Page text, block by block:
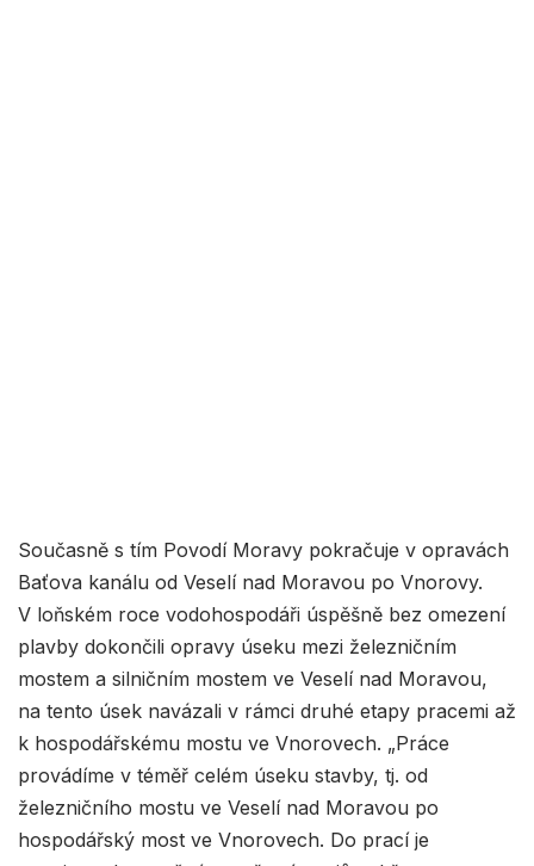
Současně s tím Povodí Moravy pokračuje v opravách
Baťova kanálu od Veselí nad Moravou po Vnorovy.
V loňském roce vodohospodáři úspěšně bez omezení
plavby dokončili opravy úseku mezi železničním
mostem a silničním mostem ve Veselí nad Moravou,
na tento úsek navázali v rámci druhé etapy pracemi až
k hospodářskému mostu ve Vnorovech. „Práce
provádíme v téměř celém úseku stavby, tj. od
železničního mostu ve Veselí nad Moravou po
hospodářský most ve Vnorovech. Do prací je